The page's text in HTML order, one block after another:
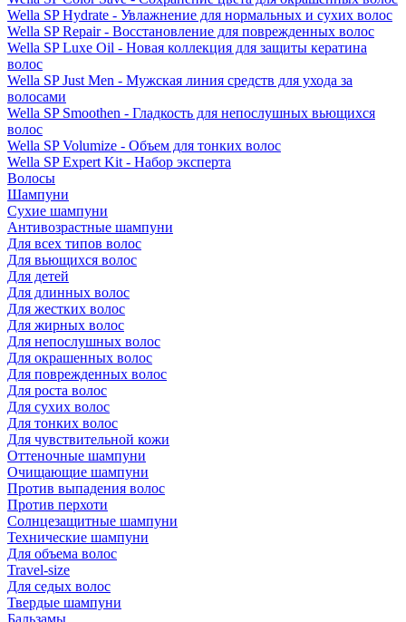
Wella SP Hydrate - Увлажнение для нормальных и сухих волос
Wella SP Repair - Восстановление для поврежденных волос
Wella SP Luxe Oil - Новая коллекция для защиты кератина
волос
Wella SP Just Men - Мужская линия средств для ухода за
волосами
Wella SP Smoothen - Гладкость для непослушных вьющихся
волос
Wella SP Volumize - Объем для тонких волос
Wella SP Expert Kit - Набор эксперта
Волосы
Шампуни
Сухие шампуни
Антивозрастные шампуни
Для всех типов волос
Для вьющихся волос
Для детей
Для длинных волос
Для жестких волос
Для жирных волос
Для непослушных волос
Для окрашенных волос
Для поврежденных волос
Для роста волос
Для сухих волос
Для тонких волос
Для чувствительной кожи
Оттеночные шампуни
Очищающие шампуни
Против выпадения волос
Против перхоти
Солнцезащитные шампуни
Технические шампуни
Для объема волос
Travel-size
Для седых волос
Твердые шампуни
Бальзамы